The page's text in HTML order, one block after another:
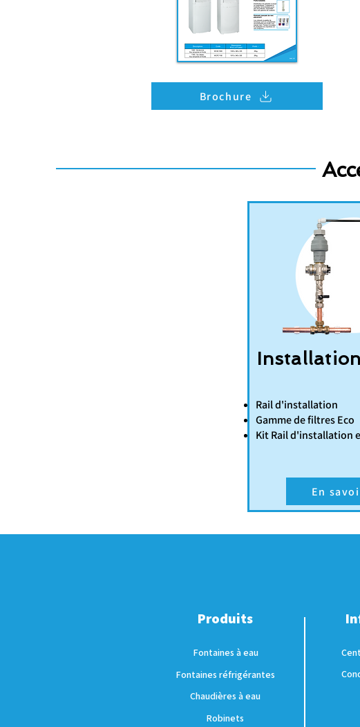
Brochure
Rail d'installation
Gamme de filtres Eco
Kit Rail d'installation
En
Produits
Fontaines à eau
Fontaines réfrigérantes
Chaudières à eau
Robinets